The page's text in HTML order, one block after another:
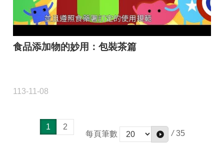
食品添加物的妙用：包裝茶篇
113-11-08
1
2
每頁筆數
/ 35